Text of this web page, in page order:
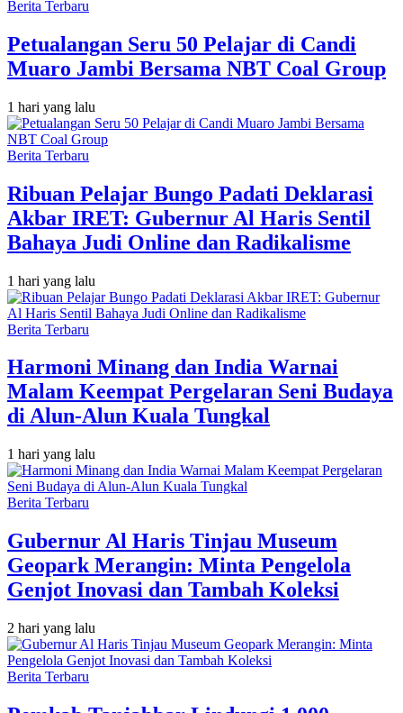
Berita Terbaru
Petualangan Seru 50 Pelajar di Candi
Muaro Jambi Bersama NBT Coal Group
1 hari yang lalu
Berita Terbaru
Ribuan Pelajar Bungo Padati Deklarasi
Akbar IRET: Gubernur Al Haris Sentil
Bahaya Judi Online dan Radikalisme
1 hari yang lalu
Berita Terbaru
Harmoni Minang dan India Warnai
Malam Keempat Pergelaran Seni Budaya
di Alun-Alun Kuala Tungkal
1 hari yang lalu
Berita Terbaru
Gubernur Al Haris Tinjau Museum
Geopark Merangin: Minta Pengelola
Genjot Inovasi dan Tambah Koleksi
2 hari yang lalu
Berita Terbaru